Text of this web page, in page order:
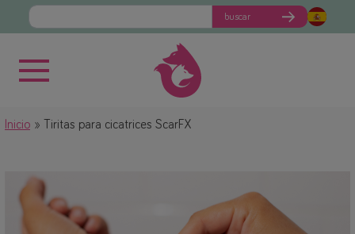
buscar
Inicio Tiritas para cicatrices ScarFX